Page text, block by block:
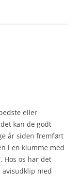
eller
kan de godt
år siden fremført
i en klumme med
Hos os har det
med